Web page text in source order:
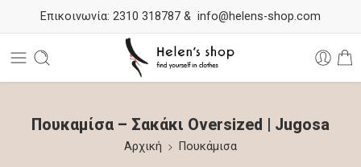
Επικοινωνία: 2310 318787 & info@helens-shop.com
Πουκαμίσα – Σακάκι Oversized | Jugosa
Αρχική Πουκάμισα